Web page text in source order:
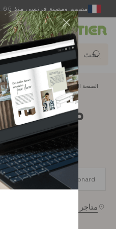
مصمم ومصنع فرنسي منذ 65 عامًا
Gautier
الصفحة الرئيسية
متاجر بالقرب من محل تواجدك